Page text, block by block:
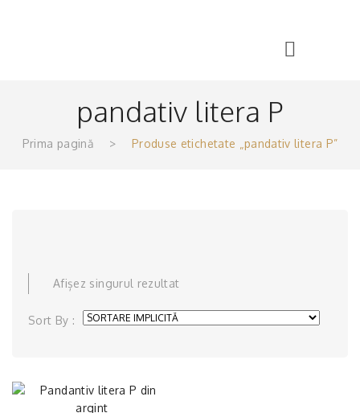
pandativ litera P
Prima pagină > Produse etichetate „pandativ litera P”
Afișez singurul rezultat
Sort By :